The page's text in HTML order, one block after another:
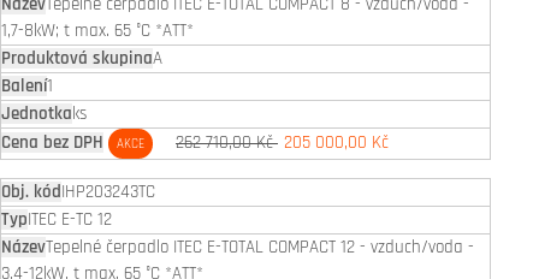
Tepelné čerpadlo ITEC E-TOTAL COMPACT 8 - vzduch/voda -
1,7-8kW; t max. 65 °C *ATT*
A
1
ks
AKCE 262 710,00 Kč 205 000,00 Kč
IHP203243TC
ITEC E-TC 12
Tepelné čerpadlo ITEC E-TOTAL COMPACT 12 - vzduch/voda -
3,4-12kW, t max. 65 °C *ATT*